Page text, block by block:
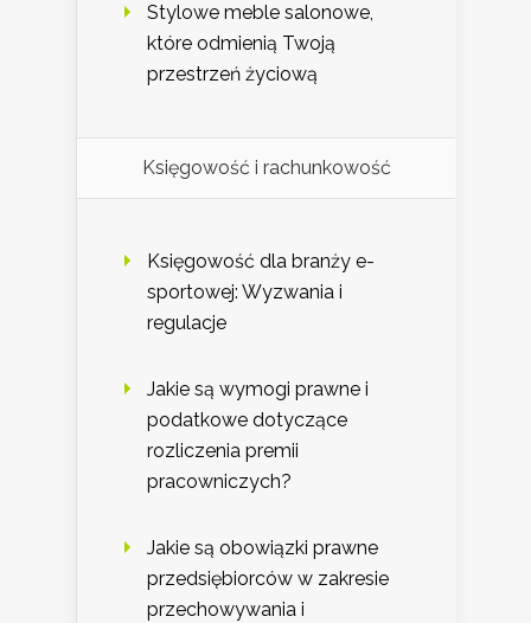
Stylowe meble salonowe,
które odmienią Twoją
przestrzeń życiową
Księgowość i rachunkowość
Księgowość dla branży e-
sportowej: Wyzwania i
regulacje
Jakie są wymogi prawne i
podatkowe dotyczące
rozliczenia premii
pracowniczych?
Jakie są obowiązki prawne
przedsiębiorców w zakresie
przechowywania i